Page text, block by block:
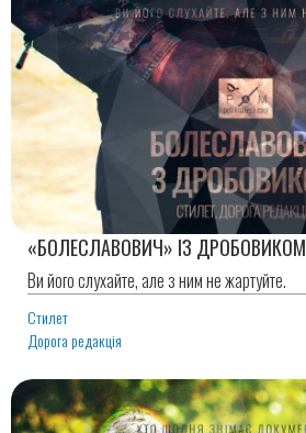
«БОЛЕСЛАВОВИЧ» ІЗ ДРОБОВИКОМ
Ви його слухайте, але з ним не жартуйте.
Стилет
Дорога редакція